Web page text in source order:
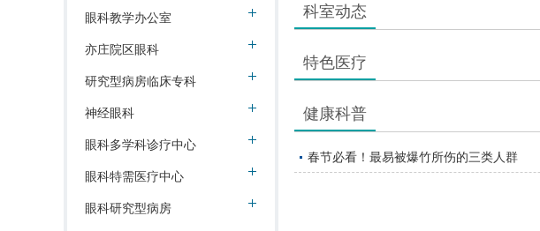
科室动态
特色医疗
健康科普
春节必看！最易被爆竹所伤的三类人群
眼科教学办公室
亦庄院区眼科
研究型病房临床专科
神经眼科
眼科多学科诊疗中心
眼科特需医疗中心
眼科研究型病房